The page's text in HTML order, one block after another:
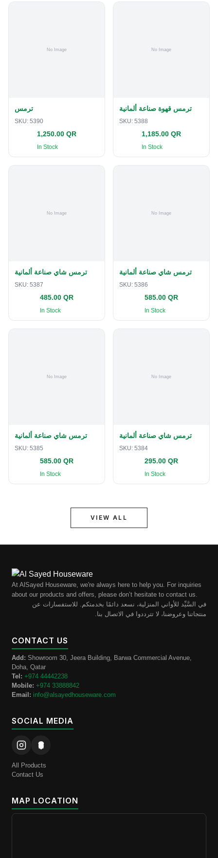
ترمس
SKU: 5390
1,250.00 QR
In Stock
ترمس قهوة صناعة ألمانية
SKU: 5388
1,185.00 QR
In Stock
ترمس شاي صناعة ألمانية
SKU: 5387
485.00 QR
In Stock
ترمس شاي صناعة ألمانية
SKU: 5386
585.00 QR
In Stock
ترمس شاي صناعة ألمانية
SKU: 5385
585.00 QR
In Stock
ترمس شاي صناعة ألمانية
SKU: 5384
295.00 QR
In Stock
VIEW ALL
At AlSayed Houseware, we're always here to help you. For inquiries
about our products and offers, please don’t hesitate to contact us.
في السَّيِّد للأواني المنزلية، نسعد دائمًا بخدمتكم. للاستفسارات عن
منتجاتنا وعروضنا، لا تترددوا في الاتصال بنا.
CONTACT US
Add: Showroom 30, Jeera Building, Barwa Commercial Avenue,
Doha, Qatar
Tel: +974 44442238
Mobile: +974 33888842
Email: info@alsayedhouseware.com
SOCIAL MEDIA
All Products
Contact Us
MAP LOCATION